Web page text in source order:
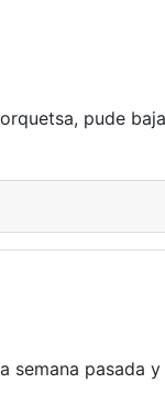
pude
semana pasada